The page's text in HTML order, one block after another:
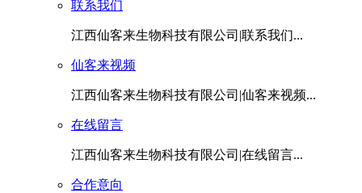
联系我们
江西仙客来生物科技有限公司|联系我们...
仙客来视频
江西仙客来生物科技有限公司|仙客来视频...
在线留言
江西仙客来生物科技有限公司|在线留言...
合作意向